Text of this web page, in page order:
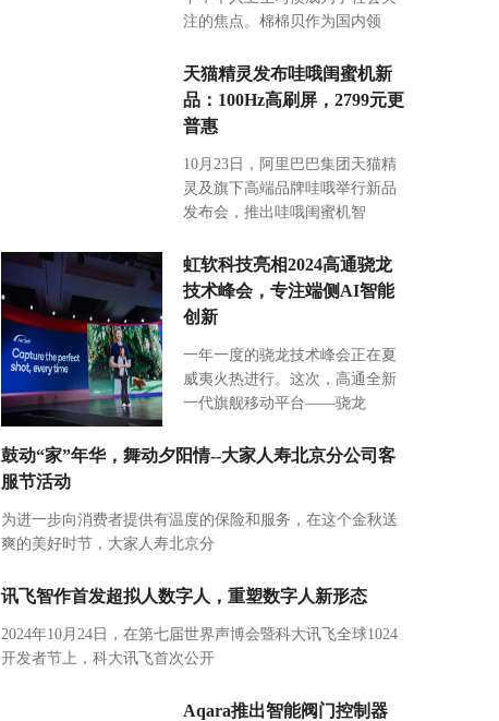
注的焦点。棉棉贝作为国内领
天猫精灵发布哇哦闺蜜机新
品：100Hz高刷屏，2799元更
普惠
10月23日，阿里巴巴集团天猫精
灵及旗下高端品牌哇哦举行新品
发布会，推出哇哦闺蜜机智
虹软科技亮相2024高通骁龙
技术峰会，专注端侧AI智能
创新
一年一度的骁龙技术峰会正在夏
威夷火热进行。这次，高通全新
一代旗舰移动平台——骁龙
鼓动“家”年华，舞动夕阳情--大家人寿北京分公司客
服节活动
为进一步向消费者提供有温度的保险和服务，在这个金秋送
爽的美好时节，大家人寿北京分
讯飞智作首发超拟人数字人，重塑数字人新形态
2024年10月24日，在第七届世界声博会暨科大讯飞全球1024
开发者节上，科大讯飞首次公开
Aqara推出智能阀门控制器